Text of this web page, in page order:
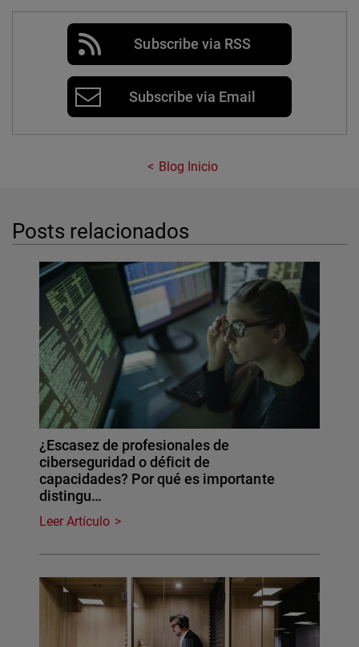
Subscribe via RSS
Subscribe via Email
Blog Inicio
Posts relacionados
¿Escasez de profesionales de
ciberseguridad o déficit de
capacidades? Por qué es importante
distingu…
Leer Artículo